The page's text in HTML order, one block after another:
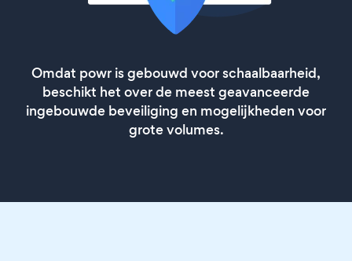
Omdat powr is gebouwd voor schaalbaarheid,
beschikt het over de meest geavanceerde
ingebouwde beveiliging en mogelijkheden voor
grote volumes.